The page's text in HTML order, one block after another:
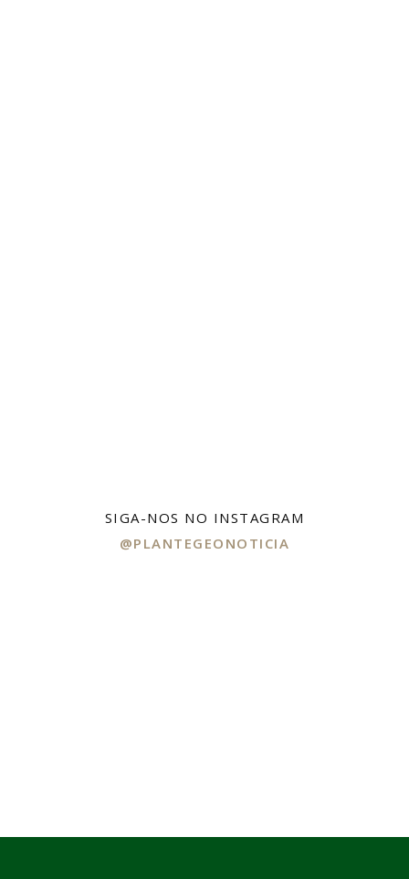
SIGA-NOS NO INSTAGRAM
@PLANTEGEONOTICIA